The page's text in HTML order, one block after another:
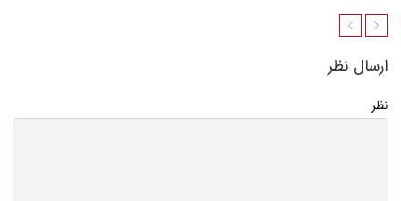
ارسال نظر
نظر